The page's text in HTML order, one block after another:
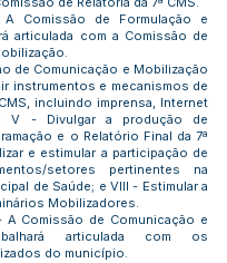
A Comissão de Formulação e
articulada com a Comissão de
de Comunicação e Mobilização
instrumentos e mecanismos de
incluindo imprensa, Internet
V - Divulgar a produção de
e o Relatório Final da 7ª
e estimular a participação de
setores pertinentes na
de Saúde; e VIII - Estimular a
Mobilizadores.
A Comissão de Comunicação e
articulada com os
do município.